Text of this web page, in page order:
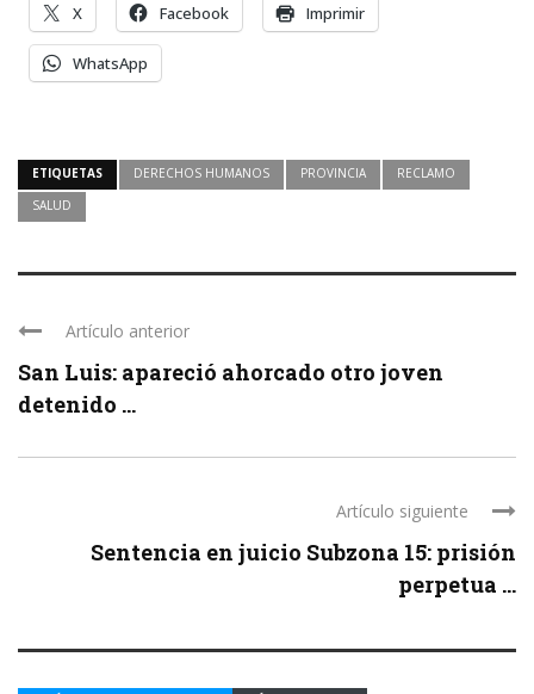
X Facebook Imprimir
WhatsApp
ETIQUETAS DERECHOS HUMANOS PROVINCIA
RECLAMO
SALUD
Artículo anterior
San Luis: apareció ahorcado otro joven
detenido ...
Artículo siguiente
Sentencia en juicio Subzona 15: prisión
perpetua ...